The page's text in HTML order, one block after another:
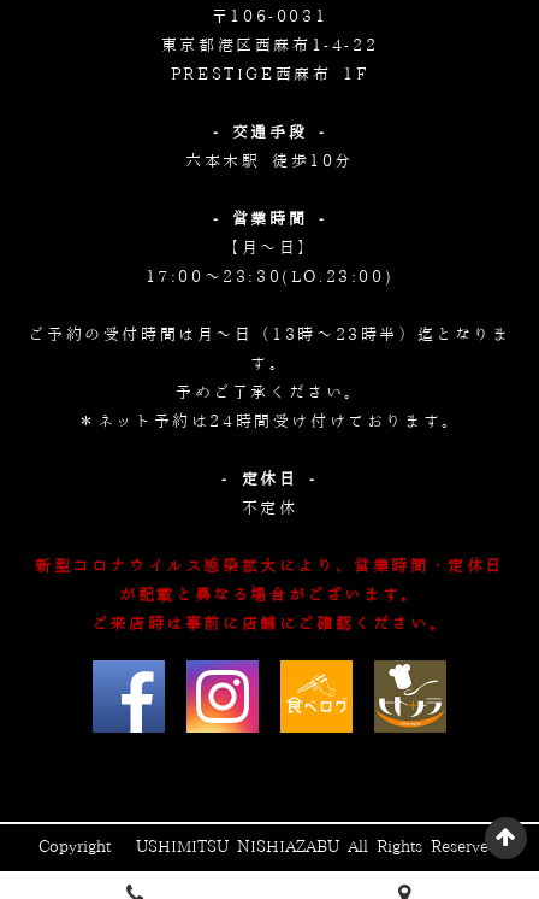
〒106-0031
東京都港区西麻布1-4-22
PRESTIGE西麻布 1F
- 交通手段 -
六本木駅 徒歩10分
- 営業時間 -
【月～日】
17:00～23:30(LO.23:00)
ご予約の受付時間は月～日（13時～23時半）迄となりま
す。
予めご了承ください。
＊ネット予約は24時間受け付けております。
- 定休日 -
不定休
新型コロナウイルス感染拡大により、営業時間・定休日
が記載と異なる場合がございます。
ご来店時は事前に店舗にご確認ください。
Copyright © USHIMITSU NISHIAZABU All Rights Reserved.